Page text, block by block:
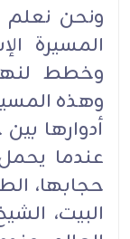
ونحن
المسيرة
وخطط
وهذه
أدوارها
عندما
حجابها،
البيت،